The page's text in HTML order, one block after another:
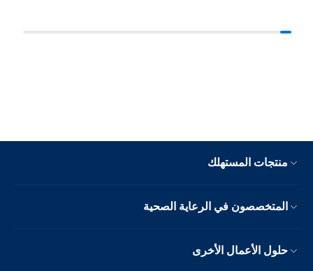
منتجات المستهلك
المتخصصون في الرعاية الصحية
حلول الأعمال الأخرى